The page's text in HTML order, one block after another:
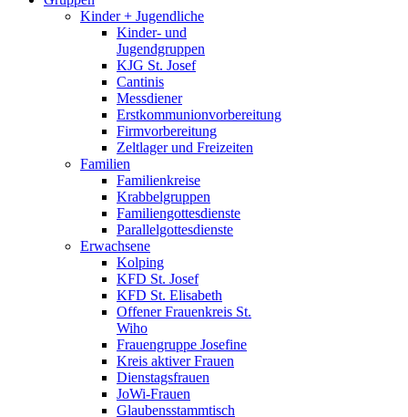
Kinder + Jugendliche
Kinder- und
Jugendgruppen
KJG St. Josef
Cantinis
Messdiener
Erstkommunionvorbereitung
Firmvorbereitung
Zeltlager und Freizeiten
Familien
Familienkreise
Krabbelgruppen
Familiengottesdienste
Parallelgottesdienste
Erwachsene
Kolping
KFD St. Josef
KFD St. Elisabeth
Offener Frauenkreis St.
Wiho
Frauengruppe Josefine
Kreis aktiver Frauen
Dienstagsfrauen
JoWi-Frauen
Glaubensstammtisch